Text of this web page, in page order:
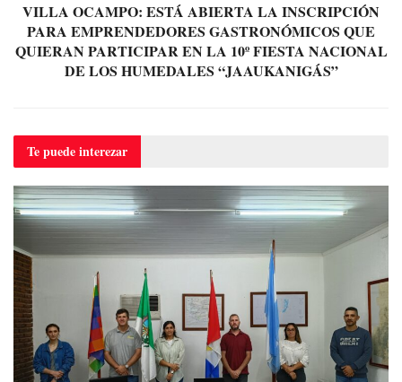
VILLA OCAMPO: ESTÁ ABIERTA LA INSCRIPCIÓN
PARA EMPRENDEDORES GASTRONÓMICOS QUE
QUIERAN PARTICIPAR EN LA 10º FIESTA NACIONAL
DE LOS HUMEDALES “JAAUKANIGÁS”
Te puedeinterezar